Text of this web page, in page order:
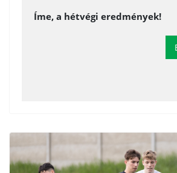
Íme, a hétvégi eredmények!